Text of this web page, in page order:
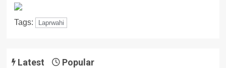
Tags: Laprwahi
Latest Popular